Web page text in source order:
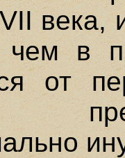
века,
чем в
от